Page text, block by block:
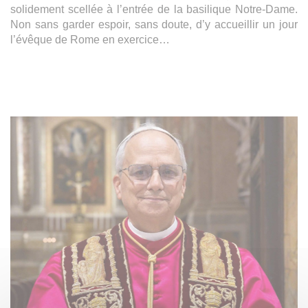
solidement scellée à l’entrée de la basilique Notre-Dame.
Non sans garder espoir, sans doute, d’y accueillir un jour
l’évêque de Rome en exercice…